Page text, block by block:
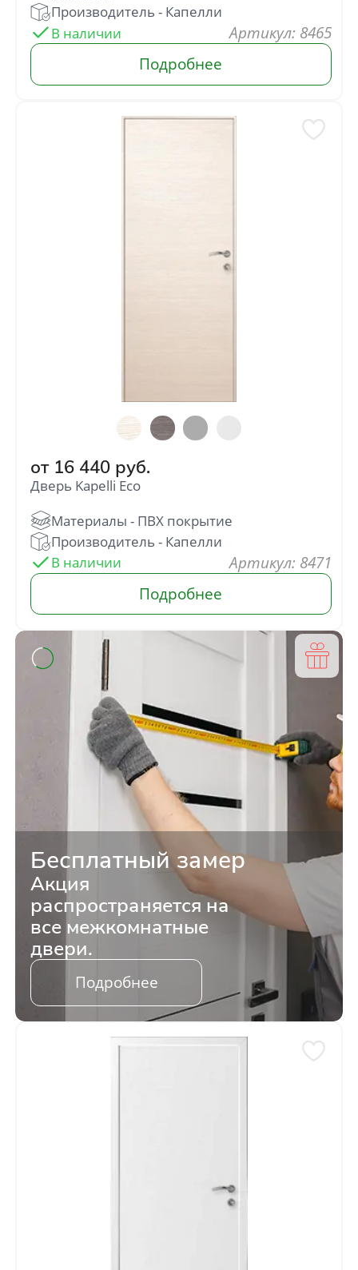
В наличии : 8465
от 16 440 руб.
Дверь Kapelli Eco
В наличии : 8471
Бесплатный замер
Акция
распространяется на
все межкомнатные
двери.
Подробнее